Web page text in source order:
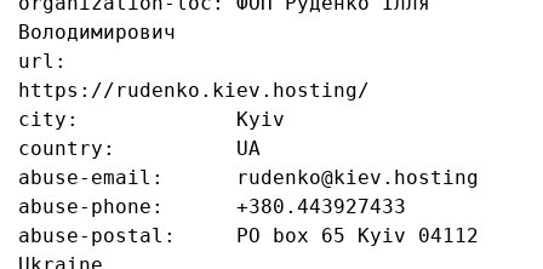
Володимирович
url:
https://rudenko.kiev.hosting/
city:             Kyiv
country:          UA
abuse-email:      rudenko@kiev.hosting
abuse-phone:      +380.443927433
abuse-postal:     PO box 65 Kyiv 04112